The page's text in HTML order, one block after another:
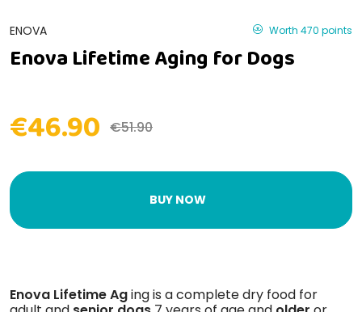
ENOVA Worth 470 points
Enova Lifetime Aging for Dogs
€46.90 €51.90
BUY NOW
Enova Lifetime Aging is a complete dry food for